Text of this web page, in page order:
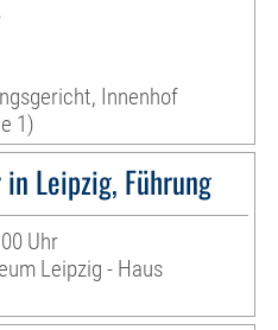
Innenhof
1)
Leipzig, Führung
Uhr
Leipzig - Haus